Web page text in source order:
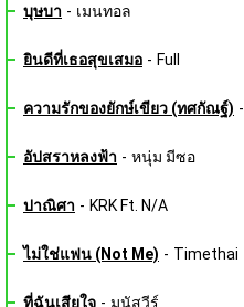
บุษบา - เมนทอล
ยินดีที่เธอสุขเสมอ - Full
ความรักของยักษ์เขียว (ทศกัณฐ์) -
อัปสราหลงฟ้า - หนุ่ม มีซอ
ปาณิศา - KRK Ft. N/A
ไม่ใช่แฟน (Not Me) - Timethai
ที่ฉันเสียใจ - มนัสวีร์